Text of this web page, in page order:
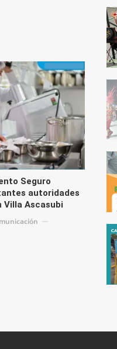
Seguro
autoridades
Villa Ascasubi